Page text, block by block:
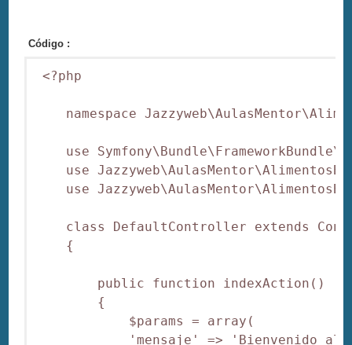
Código :
<?php
namespace
use
use
use
class DefaultController extends
{
public function indexAction()
{
$params = array(
'mensaje' => 'Bienvenido al